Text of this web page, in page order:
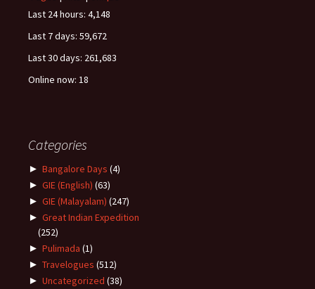
Last 24 hours: 4,148
Last 7 days: 59,672
Last 30 days: 261,683
Online now: 18
Categories
► Bangalore Days (4)
► GIE (English) (63)
► GIE (Malayalam) (247)
► Great Indian Expedition
(252)
► Pulimada (1)
► Travelogues (512)
► Uncategorized (38)